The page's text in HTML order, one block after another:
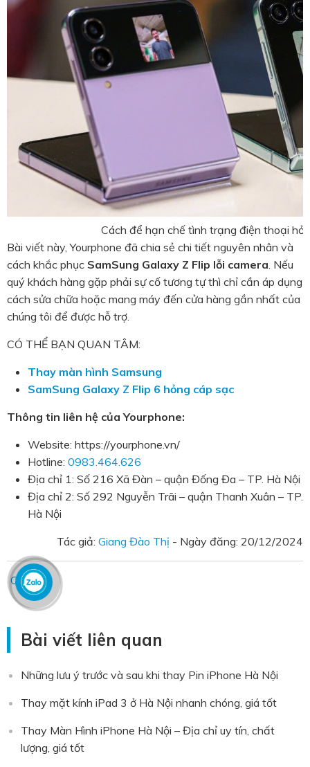
Cách để hạn chế tình trạng điện thoại
Bài viết này, Yourphone đã chia sẻ chi tiết nguyên nhân và
cách khắc phục SamSung Galaxy Z Flip lỗi camera. Nếu
quý khách hàng gặp phải sự cố tương tự thì chỉ cần áp dụng
cách sửa chữa hoặc mang máy đến cửa hàng gần nhất của
chúng tôi để được hỗ trợ.
CÓ THỂ BẠN QUAN TÂM:
Thay màn hình Samsung
SamSung Galaxy Z Flip 6 hỏng cáp sạc
Thông tin liên hệ của Yourphone:
Website: https://yourphone.vn/
Hotline: 0983.464.626
Địa chỉ 1: Số 216 Xã Đàn – quận Đống Đa – TP. Hà Nội
Địa chỉ 2: Số 292 Nguyễn Trãi – quận Thanh Xuân – TP.
Hà Nội
Tác giả: Giang Đào Thị - Ngày đăng: 20/12/2024
Chia sẻ
Bài viết liên quan
Những lưu ý trước và sau khi thay Pin iPhone Hà Nội
Thay mặt kính iPad 3 ở Hà Nội nhanh chóng, giá tốt
Thay Màn Hình iPhone Hà Nội – Địa chỉ uy tín, chất
lượng, giá tốt